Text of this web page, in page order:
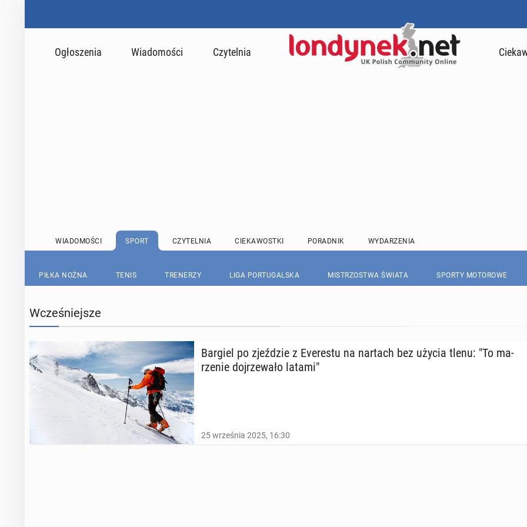
Ogłoszenia Wiadomości Czytelnia
WIADOMOŚCI SPORT CZYTELNIA CIEKAWOSTKI PORADNIK WYDARZENIA
PIŁKA NOŻNA TENIS TRENERZY LIGA PORTUGALSKA MISTRZOSTWA ŚWIATA SPORTY MOTOROWE
Wcześniejsze
Bargiel po zjeź­dzie z Eve­re­stu na nartach bez użycia tlenu: "To ma­
rze­nie doj­rze­wa­ło latami"
25 września 2025, 16:30